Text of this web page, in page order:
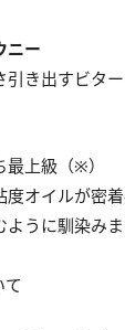
ニー
引き出すビタ
上級（※）
オイルが密
ように馴染み
て